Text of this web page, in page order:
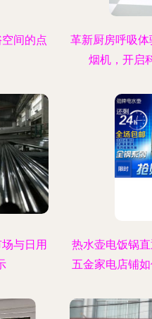
间的点
革新厨房呼吸
烟机，开启
与日用
热水壶电饭锅
五金家电店铺